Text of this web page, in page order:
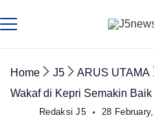
to
Home J5 ARUS UTAMA
Wakaf di Kepri Semakin Baik
Redaksi J5 28